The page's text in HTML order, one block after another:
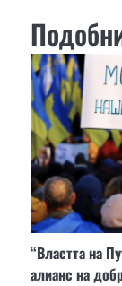
“Властта на
алианс на